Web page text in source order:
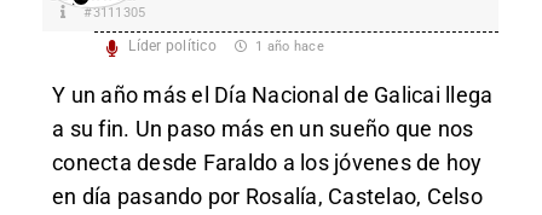
#3111305
Líder político 1 año hace
Y un año más el Día Nacional de Galicai llega
a su fin. Un paso más en un sueño que nos
conecta desde Faraldo a los jóvenes de hoy
en día pasando por Rosalía, Castelao, Celso